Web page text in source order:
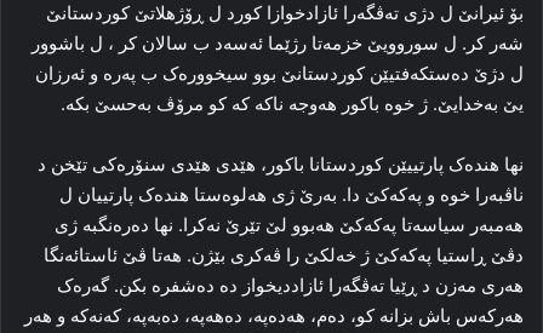
بۆ ئیرانێ ل دژی ته‌ڤگه‌را ئازادخوازا کورد ل ڕۆژهلاتێ کوردستانێ
شه‌ر کر. ل سوروویێ‌ خزمه‌تا رژێما ئەسەد ب سالان کر ، ل باشوور
ل دژێ ده‌ستکه‌فتیێن کوردستانێ بوو سیخووره‌ک ب په‌ره‌ و ئه‌رزان
یێ به‌خدایێ. ژ خوه‌ باکور هه‌وجه‌ ناکه‌ که‌ کو مرۆڤ به‌حسێ بکه‌.
نها هنده‌ک پارتییێن کوردستانا باکور، هێدی هێدی سنۆره‌کی تێخن د
ناڤبه‌را خوه‌ و پەکەکێ دا. به‌رێ ژی هه‌لوه‌ستا هنده‌ک پارتییان ل
هەمبه‌ر سیاسه‌تا پەکەکێ هه‌بوو لێ تێرێ نەکرا. نها ده‌ره‌نگبە ژی
دڤێ ڕاستیا پەکەکێ ژ خه‌لکێ را ڤه‌کری بێژن. هه‌تا ڤێ ئاستائه‌نگا
هه‌ری مه‌زن د ڕێیا ته‌ڤگه‌را ئازاددیخواز ده‌ ده‌شفره‌ بکن. گه‌ره‌ک
هه‌رکه‌س باش بزانە کو، ده‌م، هەدەپە، دەهەپە، دەبەپە، کەنەکە و هه‌ر